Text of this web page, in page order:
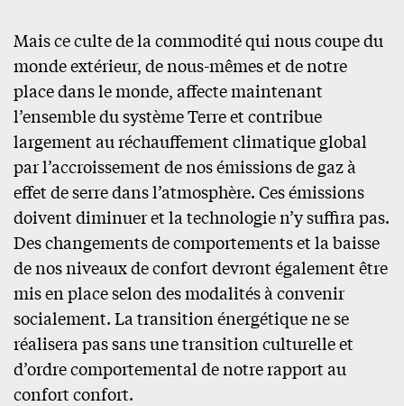
Mais ce culte de la commodité qui nous coupe du
monde extérieur, de nous-mêmes et de notre
place dans le monde, affecte maintenant
l’ensemble du système Terre et contribue
largement au réchauffement climatique global
par l’accroissement de nos émissions de gaz à
effet de serre dans l’atmosphère. Ces émissions
doivent diminuer et la technologie n’y suffira pas.
Des changements de comportements et la baisse
de nos niveaux de confort devront également être
mis en place selon des modalités à convenir
socialement. La transition énergétique ne se
réalisera pas sans une transition culturelle et
d’ordre comportemental de notre rapport au
confort confort.